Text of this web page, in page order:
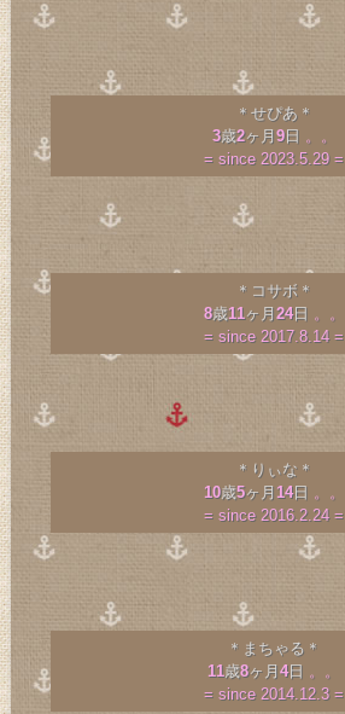
＊せぴあ＊
3歳2ヶ月9日 。。
= since 2023.5.29 =
＊コサボ＊
8歳11ヶ月24日 。。
= since 2017.8.14 =
＊りぃな＊
10歳5ヶ月 14日 。。
= since 2016.2.24 =
＊まちゃる＊
11歳8ヶ月4日 。。
= since 2014.12.3 =